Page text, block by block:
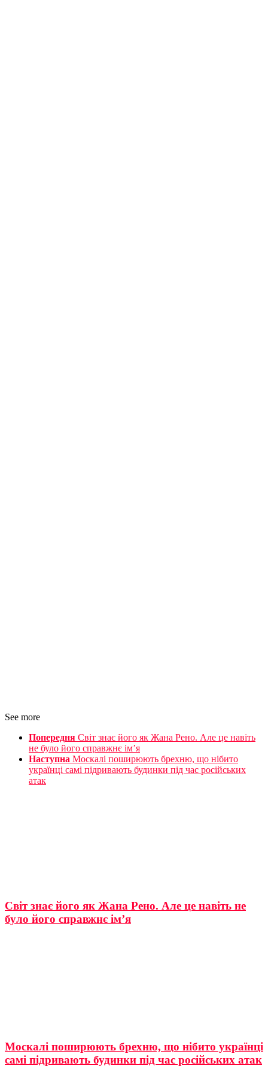
See more
Попередня Світ знає його як Жана Рено. Але це навіть
не було його справжнє ім’я
Наступна Москалі поширюють брехню, що нібито
українці самі підривають будинки під час російських
атак
Світ знає його як Жана Рено. Але це навіть не
було його справжнє ім’я
Москалі поширюють брехню, що нібито українці
самі підривають будинки під час російських атак